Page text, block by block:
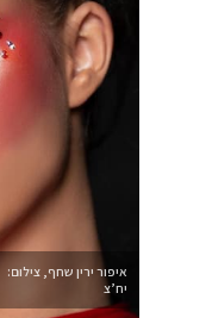
איפור ירין שחף, צילום:
יח’צ